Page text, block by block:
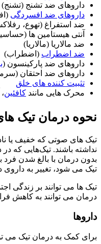
داروهای ضد تشنج (تشنج)
داروهای ضد افسردگی
ضد استفراغ (تهوع،
آنتی هیستامین ها
ضد مالاریا (مالاریا)
ضد اضطراب (اضطراب)
داروهای ضد پارکینسون (
داروهای ضد احتقان
تثبیت کننده های خلق
محرک هایی مانند کافئین
نحوه درمان تیک
تیک های صوتی که خفیف یا
نداشته باشند. تیک‌هایی که
بدون درمان با بالغ شدن
تیک می شود، تغییر به داروی
تیک ها می توانند بر زندگی
درمان می توانند به کاهش
داروها
برای کمک به درمان تیک می